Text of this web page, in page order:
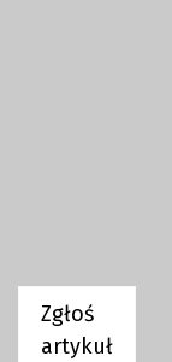
Zgłoś
artykuł